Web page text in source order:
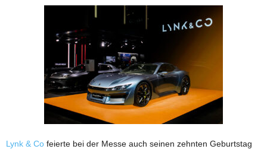
Lynk & Co feierte bei der Messe auch seinen zehnten Geburtstag